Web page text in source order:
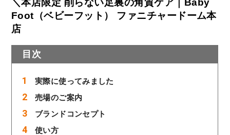
＼本店限定 削らない足裏の角質ケア｜Baby
Foot（ベビーフット） ファニチャードーム本
店
目次
実際に使ってみました
売場のご案内
ブランドコンセプト
使い方